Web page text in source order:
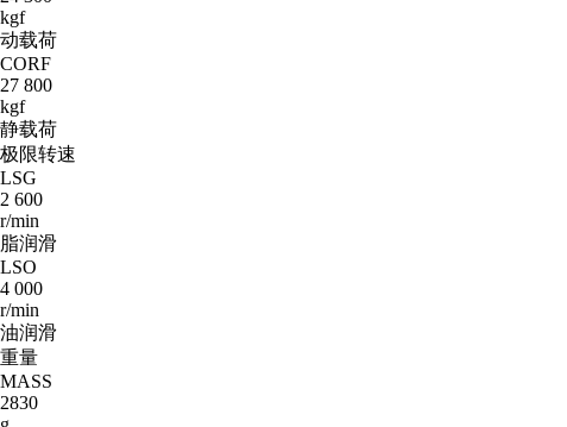
kgf
动载荷
CORF
27 800
kgf
静载荷
极限转速
LSG
2 600
r/min
脂润滑
LSO
4 000
r/min
油润滑
重量
MASS
2830